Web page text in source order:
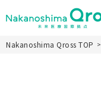
未来医療推
Nakanoshima Qross TOP